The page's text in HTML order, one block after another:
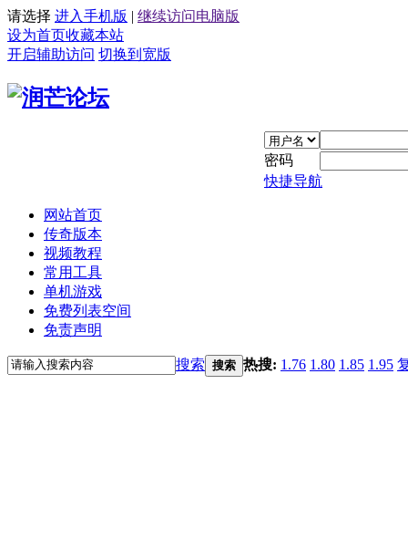
请选择 进入手机版 | 继续访问电脑版
设为首页收藏本站
开启辅助访问 切换到宽版
密码
快捷导航
网站首页
传奇版本
视频教程
常用工具
单机游戏
免费列表空间
免责声明
搜索 搜索 热搜: 1.76 1.80 1.85 1.95